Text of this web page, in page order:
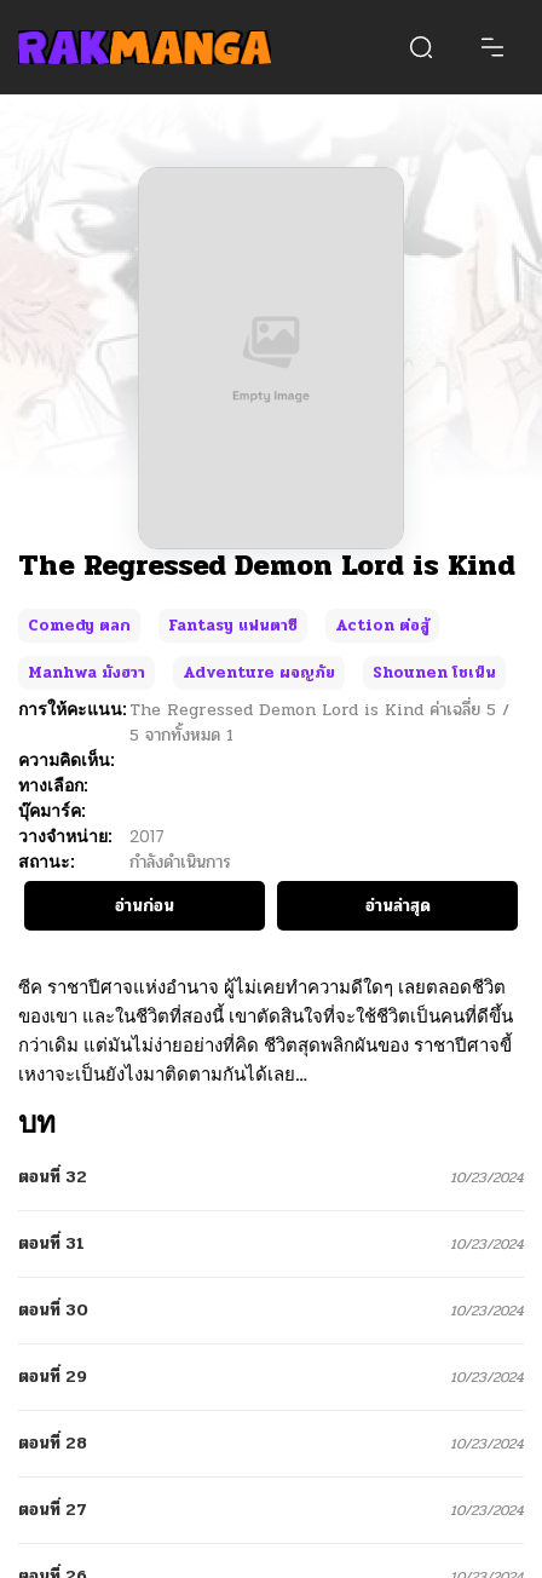
The Regressed Demon Lord is Kind
Comedy ตลก Fantasy แฟนตาซี
Action ต่อสู้
Manhwa มังฮวา
Adventure ผจญภัย
Shounen โชเน็น
การให้คะแนน: The Regressed Demon Lord is Kind ค่าเฉลี่ย 5 /
5 จากทั้งหมด 1
ความคิดเห็น:
ทางเลือก:
บุ๊คมาร์ค:
วางจำหน่าย:
2017
สถานะ:
กำลังดำเนินการ
อ่านก่อน
อ่านล่าสุด
ซีค ราชาปีศาจแห่งอำนาจ ผู้ไม่เคยทำความดีใดๆ เลยตลอดชีวิต
ของเขา และในชีวิตที่สองนี้ เขาตัดสินใจที่จะใช้ชีวิตเป็นคนที่ดีขึ้น
กว่าเดิม แต่มันไม่ง่ายอย่างที่คิด ชีวิตสุดพลิกผันของ ราชาปีศาจขี้
เหงาจะเป็นยังไงมาติดตามกันได้เลย…
บท
ตอนที่ 32 10/23/2024
ตอนที่ 31 10/23/2024
ตอนที่ 30 10/23/2024
ตอนที่ 29 10/23/2024
ตอนที่ 28 10/23/2024
ตอนที่ 27 10/23/2024